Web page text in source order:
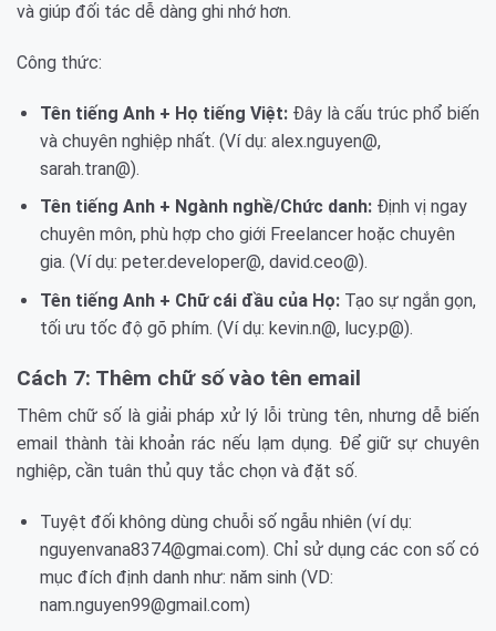
và giúp đối tác dễ dàng ghi nhớ hơn.
Công thức:
Tên tiếng Anh + Họ tiếng Việt:Đây là cấu trúc phổ biến
và chuyên nghiệp nhất. (Ví dụ: alex.nguyen@,
sarah.tran@).
Tên tiếng Anh + Ngành nghề/Chức danh:Định vị ngay
chuyên môn, phù hợp cho giới Freelancer hoặc chuyên
gia. (Ví dụ: peter.developer@, david.ceo@).
Tên tiếng Anh + Chữ cái đầu của Họ:Tạo sự ngắn gọn,
tối ưu tốc độ gõ phím. (Ví dụ: kevin.n@, lucy.p@).
Cách 7: Thêm chữ số vào tên email
Thêm chữ số là giải pháp xử lý lỗi trùng tên, nhưng dễ biến
email thành tài khoản rác nếu lạm dụng. Để giữ sự chuyên
nghiệp, cần tuân thủ quy tắc chọn và đặt số.
Tuyệt đối không dùng chuỗi số ngẫu nhiên (ví dụ:
nguyenvana8374@gmai.com). Chỉ sử dụng các con số có
mục đích định danh như: năm sinh (VD:
nam.nguyen99@gmail.com)